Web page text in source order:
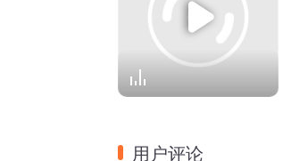
用户评论